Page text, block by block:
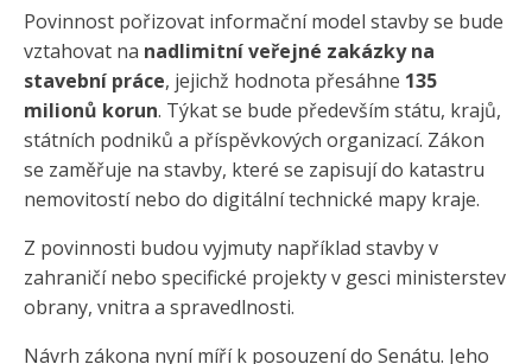
Povinnost pořizovat informační model stavby se bude
vztahovat na nadlimitní veřejné zakázky na
stavební práce, jejichž hodnota přesáhne 135
milionů korun. Týkat se bude především státu, krajů,
státních podniků a příspěvkových organizací. Zákon
se zaměřuje na stavby, které se zapisují do katastru
nemovitostí nebo do digitální technické mapy kraje.
Z povinnosti budou vyjmuty například stavby v
zahraničí nebo specifické projekty v gesci ministerstev
obrany, vnitra a spravedlnosti.
Návrh zákona nyní míří k posouzení do Senátu. Jeho